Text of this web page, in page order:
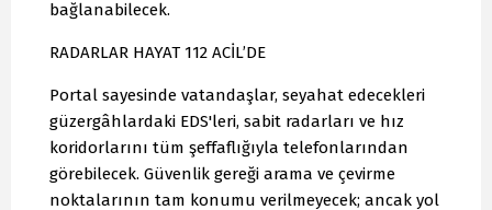
bağlanabilecek.
RADARLAR HAYAT 112 ACİL’DE
Portal sayesinde vatandaşlar, seyahat edecekleri
güzergâhlardaki EDS'leri, sabit radarları ve hız
koridorlarını tüm şeffaflığıyla telefonlarından
görebilecek. Güvenlik gereği arama ve çevirme
noktalarının tam konumu verilmeyecek; ancak yol